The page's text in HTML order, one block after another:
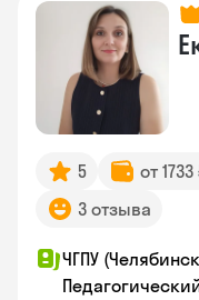
5 от
3 отзыва
ЧГПУ